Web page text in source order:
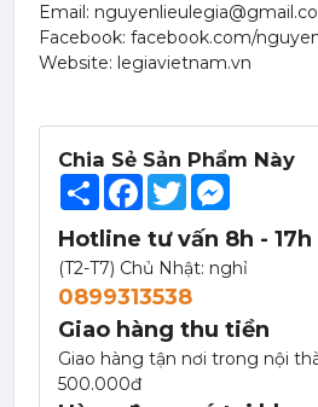
Chia Sẻ Sản Phẩm Này
ShareFacebook
Twitter
Hotline tư vấn 8h - 17h
(T2-T7) Chủ Nhật: nghỉ
0899313538
Giao hàng thu tiền
Giao hàng tận nơi trong nội
500.000đ
Email:
Facebook: facebook.com/
Website: legiavietnam.vn